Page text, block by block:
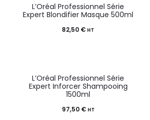
L’Oréal Professionnel Série
Expert Blondifier Masque 500ml
82,50 € HT
L’Oréal Professionnel Série
Expert Inforcer Shampooing
1500ml
97,50 € HT